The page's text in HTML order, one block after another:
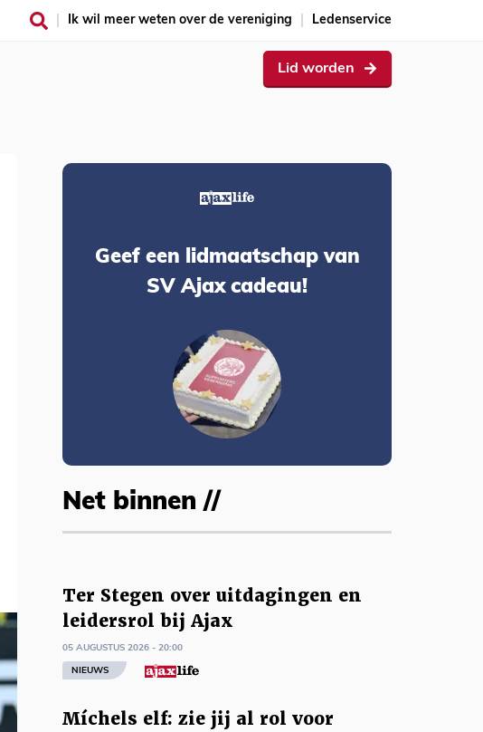
Ik wil meer weten over de vereniging Ledenservice
Lid worden
Geef een lidmaatschap van
SV Ajax cadeau!
Net binnen //
Ter Stegen over uitdagingen en
leidersrol bij Ajax
05 AUGUSTUS 2026 - 20:00
NIEUWS
Míchels elf: zie jij al rol voor